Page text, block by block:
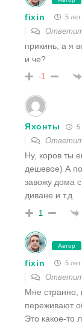
fixin 5 лет
прикинь, а я
и че?
-1
Яхонты 5
Ну, коров ты
дешевое) А
завожу дома
диване и т.д.
1
Автор
fixin 5 лет
Мне странно,
переживают
Это какое-то